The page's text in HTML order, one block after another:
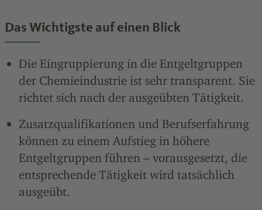
Das Wichtigste auf einen Blick
Die Eingruppierung in die Entgeltgruppen
der Chemieindustrie ist sehr transparent. Sie
richtet sich nach der ausgeübten Tätigkeit.
Zusatzqualifikationen und Berufserfahrung
können zu einem Aufstieg in höhere
Entgeltgruppen führen – vorausgesetzt, die
entsprechende Tätigkeit wird tatsächlich
ausgeübt.